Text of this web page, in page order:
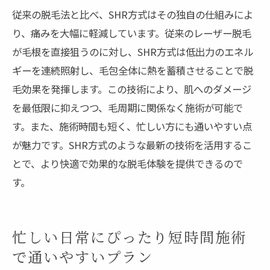
従来の脱毛法と比べ、SHR方式はその独自の仕組みによ
り、痛みを大幅に軽減しています。従来のレーザー脱毛
が毛根を直接狙うのに対し、SHR方式は低出力のエネル
ギーを連続照射し、毛包全体に熱を蓄積させることで脱
毛効果を発揮します。この技術により、肌へのダメージ
を最低限に抑えつつ、毛周期に関係なく施術が可能で
す。また、施術時間も短く、忙しい方にも通いやすい点
が魅力です。SHR方式のような最新の技術を活用するこ
とで、より快適で効果的な脱毛体験を提供できるので
す。
忙しい日常にぴったり短時間施術
で通いやすいプラン